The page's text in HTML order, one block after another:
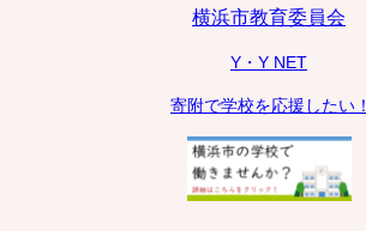
横浜市教育委員会
Y・Y NET
寄附で学校を応援したい！